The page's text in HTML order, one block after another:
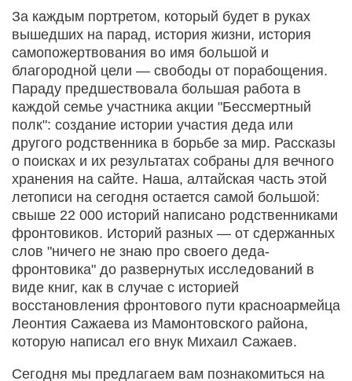
За каждым портретом, который будет в руках
вышедших на парад, история жизни, история
самопожертвования во имя большой и
благородной цели — свободы от порабощения.
Параду предшествовала большая работа в
каждой семье участника акции "Бессмертный
полк": создание истории участия деда или
другого родственника в борьбе за мир. Рассказы
о поисках и их результатах собраны для вечного
хранения на cайте. Наша, алтайская часть этой
летописи на сегодня остается самой большой:
свыше 22 000 историй написано родственниками
фронтовиков. Историй разных — от сдержанных
слов "ничего не знаю про своего деда-
фронтовика" до развернутых исследований в
виде книг, как в случае с историей
восстановления фронтового пути красноармейца
Леонтия Сажаева из Мамонтовского района,
которую написал его внук Михаил Сажаев.
Сегодня мы предлагаем вам познакомиться на